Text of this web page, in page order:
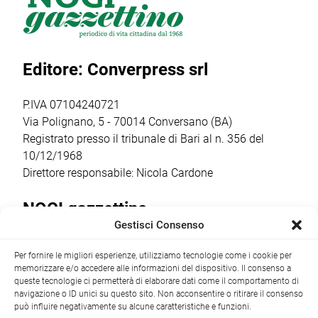
Presgurvic
“Romeo e
cambia il
studenti, […]
alle ore 20.30, la
cittadinanza […]
Vivi la Strada.it,
della scuola
primaria […]
Editore: Converpress srl
P.IVA 07104240721
Via Polignano, 5 - 70014 Conversano (BA)
Registrato presso il tribunale di Bari al n. 356 del
10/12/1968
Direttore responsabile: Nicola Cardone
NOCI gazzettino
+39 080 4979274|info@nocigazzettino.it Contatti|
Archivio
Gestisci Consenso
Per fornire le migliori esperienze, utilizziamo tecnologie come i cookie per
memorizzare e/o accedere alle informazioni del dispositivo. Il consenso a
queste tecnologie ci permetterà di elaborare dati come il comportamento di
navigazione o ID unici su questo sito. Non acconsentire o ritirare il consenso
può influire negativamente su alcune caratteristiche e funzioni.